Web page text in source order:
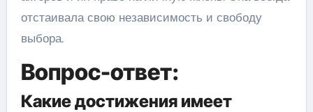
отстаивала свою независимость и свободу
выбора.
Вопрос-ответ:
Какие достижения имеет